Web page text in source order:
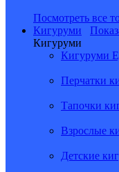
Посмотреть все
Кигуруми
Кигуруми
Кигуруми
Перчатки
Тапочки
Взрослые
Детские